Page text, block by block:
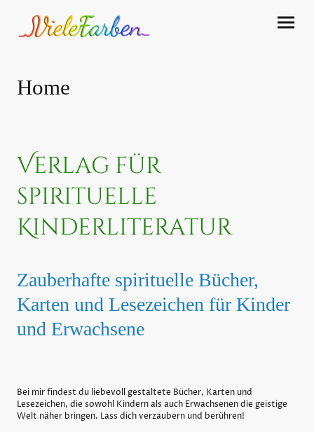
Home
Verlag für
spirituelle
Kinderliteratur
Zauberhafte spirituelle Bücher,
Karten und Lesezeichen für Kinder
und Erwachsene
Bei mir findest du liebevoll gestaltete Bücher, Karten und
Lesezeichen, die sowohl Kindern als auch Erwachsenen die geistige
Welt näher bringen. Lass dich verzaubern und berühren!